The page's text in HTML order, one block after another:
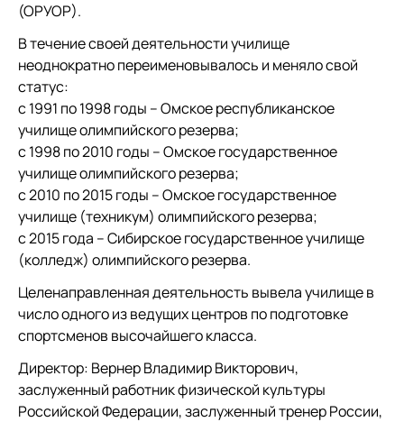
(ОРУОР).
В течение своей деятельности училище
неоднократно переименовывалось и меняло свой
статус:
с 1991 по 1998 годы – Омское республиканское
училище олимпийского резерва;
с 1998 по 2010 годы – Омское государственное
училище олимпийского резерва;
с 2010 по 2015 годы – Омское государственное
училище (техникум) олимпийского резерва;
с 2015 года – Сибирское государственное училище
(колледж) олимпийского резерва.
Целенаправленная деятельность вывела училище в
число одного из ведущих центров по подготовке
спортсменов высочайшего класса.
Директор: Вернер Владимир Викторович,
заслуженный работник физической культуры
Российской Федерации, заслуженный тренер России,